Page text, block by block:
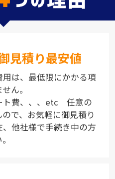
見積り最安値
は、最低限にかかる項
ん。
費、、、etc 任意の
で、お気軽に御見積り
他社様で手続き中の方